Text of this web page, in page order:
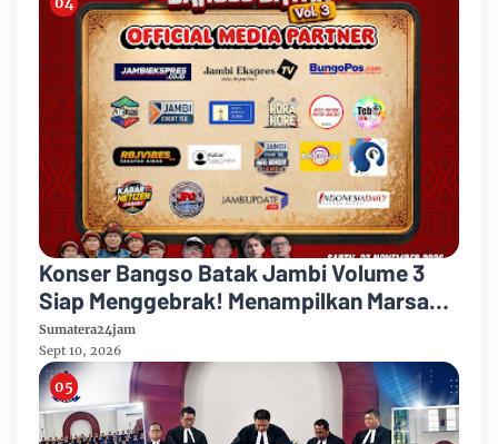
Konser Bangso Batak Jambi Volume 3
Siap Menggebrak! Menampilkan Marsada
Band dan Siantar Rap Foundation
Sumatera24jam
Sept 10, 2026